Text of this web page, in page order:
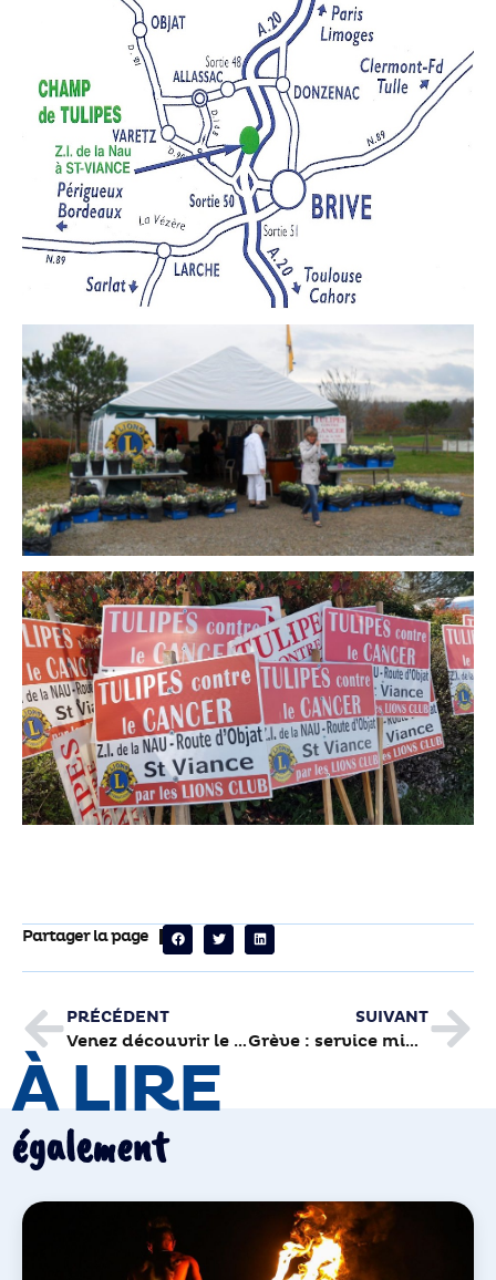
Partager la page
PRÉCÉDENT
Venez découvrir le campus connecté ce samedi 25 mars
SUIVANT
Grève : service minimum d’accueil mardi 28 mars
À LIRE
également